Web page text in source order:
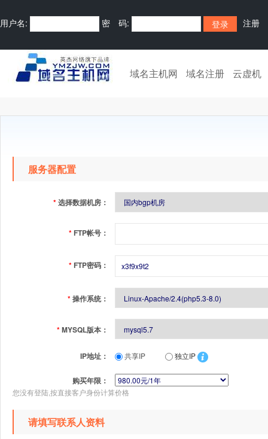
用户名: 密 码: 注册
域名主机网 域名注册 云虚机
服务器配置
*选择数据机房：
* FTP帐号：
* FTP密码：
*操作系统：
*MYSQL版本：
IP地址： 共享IP 独立IP
购买年限：
您没有登陆,按直接客户身份计算价格
请填写联系人资料